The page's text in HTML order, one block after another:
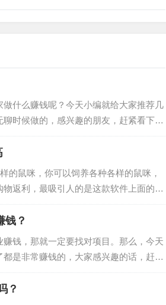
什么赚钱呢？今天小编就给大家推荐几
时候做的，感兴趣的朋友，赶紧看下
种在家兼职赚钱项目，…
的鼠咪，你可以饲养各种各样的鼠咪，
返利，最吸引人的是这款软件上面的福
相当于10元…
钱？
钱，那就一定要找对项目。那么，今天
是非常赚钱的，大家感兴趣的话，赶紧
，各个领域的人都…
？